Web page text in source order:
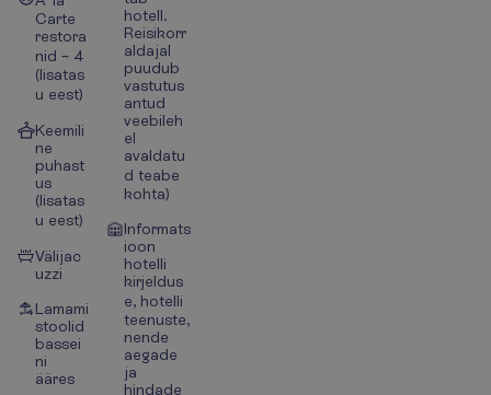
Carte
restora
nid – 4
(lisatas
u eest)
Keemili
ne
puhast
us
(lisatas
u eest)
Välijac
uzzi
Lamami
stoolid
bassei
ni
ääres
hotell.
Reisikorr
aldajal
puudub
vastutus
antud
veebileh
el
avaldatu
d teabe
kohta)
Informats
ioon
hotelli
kirjeldus
e, hotelli
teenuste,
nende
aegade
ja
hindade